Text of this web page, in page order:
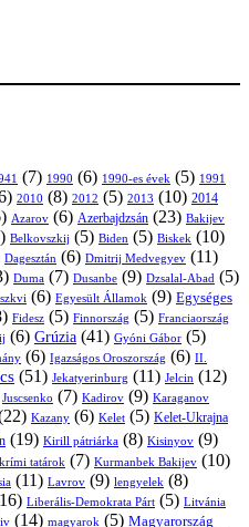
(7) 1990 (6) 1990-es évek (5) 1991
2010 (8) 2012 (5) 2013 (10) 2014
Azarov (6) Azerbajdzsán (23) Bakijev
Belkovszkij (5) Biden (5) Biskek (10)
Dagesztán (6) Dmitrij Medvegyev (11)
Duma (7) Dusanbe (9) Dzsalal-Abad (5)
(6) Egyesült Államok (9) Egységes
Fidesz (5) Finnország (5) Franciaország
(6) Grúzia (41) Gyóni Gábor (5)
(6) Igazságos Oroszország (6) II.
(51) Jekatyerinburg (11) Jelcin (12)
Juscsenko (7) Kadirov (9) Karaganov
Kazany (6) Kelet (5) Kelet-Ukrajna
(19) Kirill pátriárka (8) Kisinyov (9)
krími tatárok (7) Kurmanbek Bakijev (10)
(11) Lavrov (9) lengyelek (8)
Liberális-Demokrata Párt (5) Litvánia
(14) magyarok (5) Magyarország